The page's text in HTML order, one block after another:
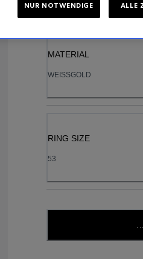
MATERIAL
WEISSGOLD
RING SIZE
53
...
NUR NOTWENDIGE ALLE